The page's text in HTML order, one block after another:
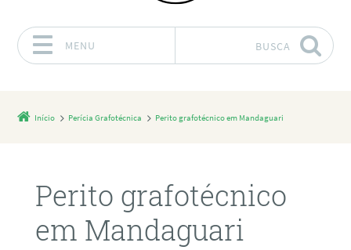
MENU BUSCA
Início Perícia Grafotécnica Perito grafotécnico em Mandaguari
Perito grafotécnico
em Mandaguari